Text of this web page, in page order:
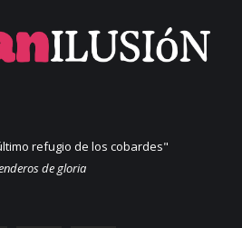
refugio de los cobardes"
de gloria